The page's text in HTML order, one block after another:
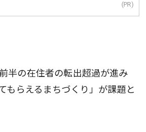
(PR)
半の在住者の転出超過が進み
もらえるまちづくり」が課題と